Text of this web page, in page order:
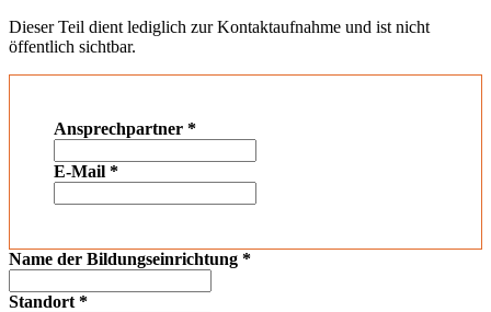
Dieser Teil dient lediglich zur Kontaktaufnahme und ist nicht
öffentlich sichtbar.
Ansprechpartner *
E-Mail *
Name der Bildungseinrichtung *
Standort *